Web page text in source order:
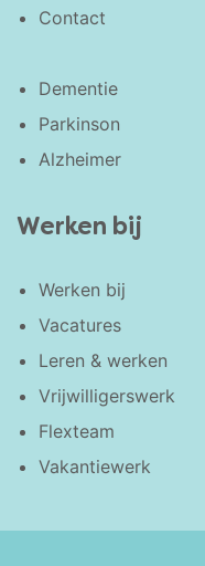
Contact
Dementie
Parkinson
Alzheimer
Werken bij
Werken bij
Vacatures
Leren & werken
Vrijwilligerswerk
Flexteam
Vakantiewerk